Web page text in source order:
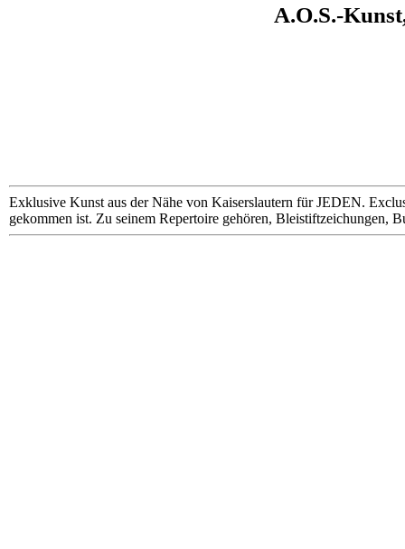
A.O.S.-
Exklusive Kunst aus der Nähe von Kaiserslautern für JEDEN.
gekommen ist. Zu seinem Repertoire gehören, Bleistiftzeichungen,